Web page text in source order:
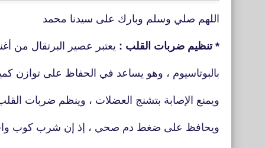
اللهم صلي وسلم وبارك على سيدنا محمد
* تنظيم ضربات القلب : يعتبر عصير البرتقال من
بالبوتاسيوم ، وهو يساعد في الحفاظ على توازن
ويمنع الإصابة بتشنج العضلات ، وينظم ضربات
ويحافظ على ضغط دم صحي ، إذ إن شرب كوب